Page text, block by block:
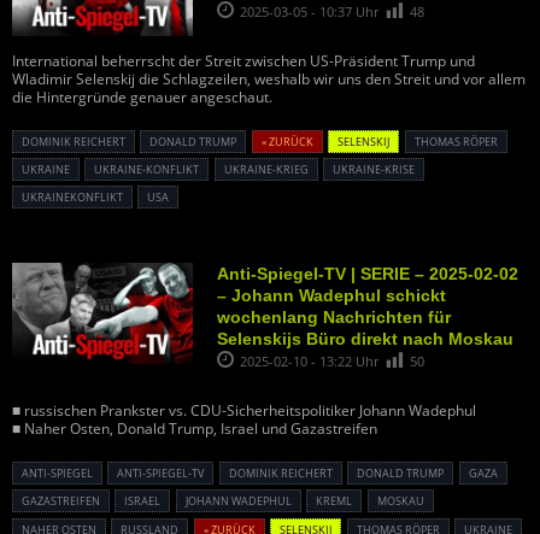
2025-03-05 - 10:37 Uhr 48
International beherrscht der Streit zwischen US-Präsident Trump und
Wladimir Selenskij die Schlagzeilen, weshalb wir uns den Streit und vor allem
die Hintergründe genauer angeschaut.
DOMINIK REICHERT DONALD TRUMP « ZURÜCK SELENSKIJ
THOMAS RÖPER
UKRAINE
UKRAINE-KONFLIKT UKRAINE-KRIEG
UKRAINE-KRISE
UKRAINEKONFLIKT
USA
Anti-Spiegel-TV | SERIE – 2025-02-02
– Johann Wadephul schickt
wochenlang Nachrichten für
Selenskijs Büro direkt nach Moskau
2025-02-10 - 13:22 Uhr 50
■ russischen Prankster vs. CDU-Sicherheitspolitiker Johann Wadephul
■ Naher Osten, Donald Trump, Israel und Gazastreifen
ANTI-SPIEGEL ANTI-SPIEGEL-TV DOMINIK REICHERT DONALD TRUMP
GAZA
GAZASTREIFEN
ISRAEL JOHANN WADEPHUL KREML
MOSKAU
NAHER OSTEN
RUSSLAND « ZURÜCK SELENSKIJ THOMAS RÖPER UKRAINE